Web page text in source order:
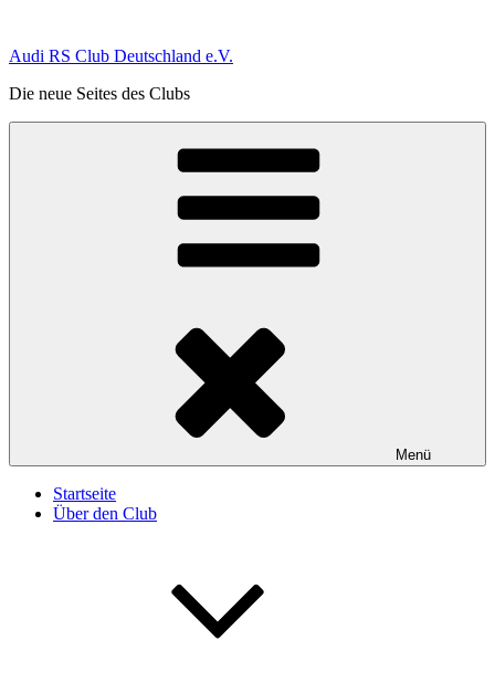
springen
Audi RS Club Deutschland e.V.
Die neue Seites des Clubs
Menü
Startseite
Über den Club